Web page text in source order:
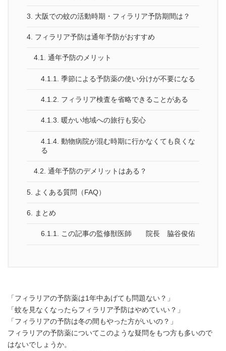
3. 大阪での蚊の活動時期・フィラリア予防期間は？
4. フィラリア予防は通年予防がおすすめ
4.1. 通年予防のメリット
4.1.1. 季節による予防薬の使い分けが不要になる
4.1.2. フィラリア検査を省略できることがある
4.1.3. 暖かい地域への旅行も安心
4.1.4. 動物病院が混む時期に行かなくても良くな
る
4.2. 通年予防のデメリットはある？
5. よくある質問（FAQ）
6. まとめ
6.1.1. この記事の監修獣医師 院長 脇谷俊佑
「フィラリアの予防薬は1年中あげても問題ない？」
「蚊を見なくなったらフィラリア予防はやめていい？」
「フィラリアの予防は冬の間もやった方がいいの？」
フィラリアの予防薬についてこのような疑問をもつ方も多いので
はないでしょうか。